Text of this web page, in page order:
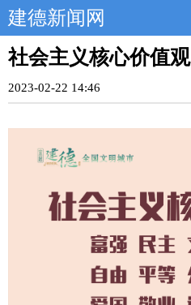
建德新闻网
社会主义核心价值观
2023-02-22 14:46